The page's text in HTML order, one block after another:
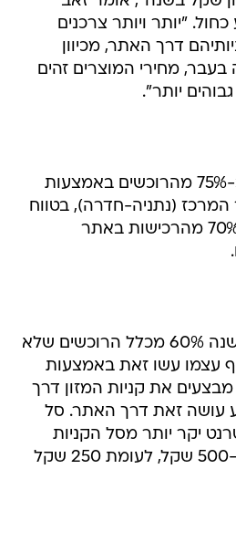
"יותר ויותר צרכנים
דרך האתר, מכיוון
בעבר, מחירי המוצרים זהים
יותר".
לפי נתוני רבוע כחול, כ-75% מהרוכשים באמצעות
(נתניה-חדרה), בטווח
גילאים של 35-50. כ-70% מהרכישות באתר
לפי רבוע כחול, לפני כשנה 60% מכלל הרוכשים שלא
עצמו עשו זאת באמצעות
הטלפון. כיום רק 28% מבצעים את קניות המזון דרך
עושה זאת דרך האתר. סל
יקר יותר מסל הקניות
הרגיל, ומחירו מגיע לכ-500 שקל, לעומת 250 שקל